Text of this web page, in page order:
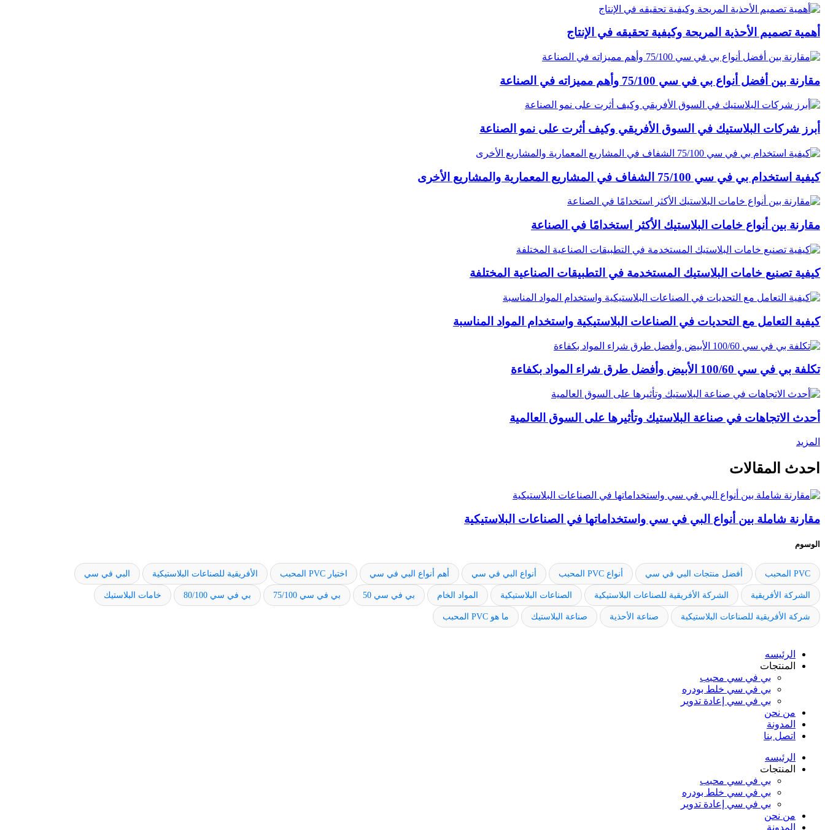
أهمية تصميم الأحذية المريحة وكيفية تحقيقه في الإنتاج
مقارنة بين أفضل أنواع بي في سي 75/100 وأهم مميزاته في الصناعة
أبرز شركات البلاستيك في السوق الأفريقي وكيف أثرت على نمو الصناعة
كيفية استخدام بي في سي 75/100 الشفاف في المشاريع المعمارية والمشاريع الأخرى
مقارنة بين أنواع خامات البلاستيك الأكثر استخدامًا في الصناعة
كيفية تصنيع خامات البلاستيك المستخدمة في التطبيقات الصناعية المختلفة
كيفية التعامل مع التحديات في الصناعات البلاستيكية واستخدام المواد المناسبة
تكلفة بي في سي 100/60 الأبيض وأفضل طرق شراء المواد بكفاءة
أحدث الاتجاهات في صناعة البلاستيك وتأثيرها على السوق العالمية
المزيد
احدث المقالات
مقارنة شاملة بين أنواع البي في سي واستخداماتها في الصناعات البلاستيكية
الوسوم
PVC المحبب أفضل منتجات البي في سي أنواع PVC المحبب أنواع البي في سي أهم أنواع البي في سي اختيار PVC المحبب الأفريقية للصناعات البلاستيكية البي في سي
الشركة الأفريقية الشركة الأفريقية للصناعات البلاستيكية الصناعات البلاستيكية المواد الخام بي في سي 50 بي في سي 75/100 بي في سي 80/100 خامات البلاستيك
شركة الأفريقية للصناعات البلاستيكية صناعة الأحذية صناعة البلاستيك ما هو PVC المحبب
الرئيسه
المنتجات
بي في سي محبب
بي في سي خلط بودره
بي في سي إعادة تدوير
من نحن
المدونة
اتصل بنا
الرئيسه
المنتجات
بي في سي محبب
بي في سي خلط بودره
بي في سي إعادة تدوير
من نحن
المدونة